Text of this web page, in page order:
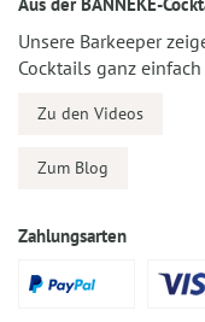
Unsere Barkeeper
Cocktails ganz
Zu den Videos
Zum Blog
Zahlungsarten